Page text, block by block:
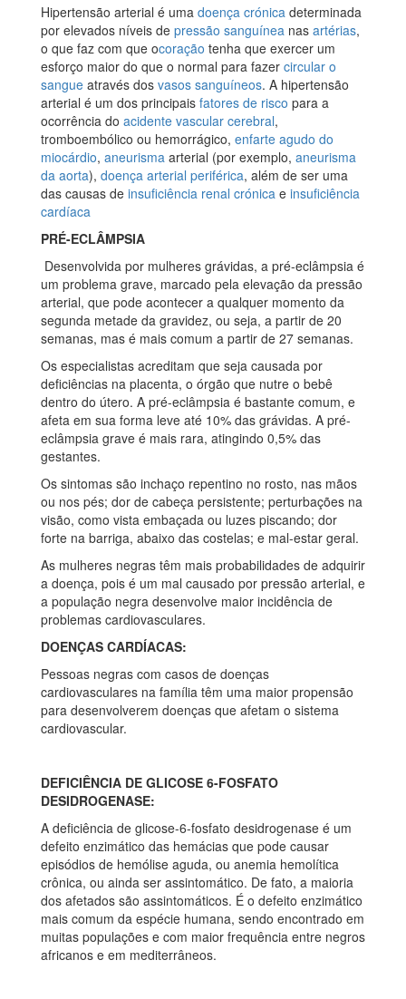
Hipertensão arterial é uma doença crónica determinada
por elevados níveis de pressão sanguínea nas artérias,
o que faz com que ocoração tenha que exercer um
esforço maior do que o normal para fazer circular o
sangue através dos vasos sanguíneos. A hipertensão
arterial é um dos principais fatores de risco para a
ocorrência do acidente vascular cerebral,
tromboembólico ou hemorrágico, enfarte agudo do
miocárdio, aneurisma arterial (por exemplo, aneurisma
da aorta), doença arterial periférica, além de ser uma
das causas de insuficiência renal crónica e insuficiência
cardíaca
PRÉ-ECLÂMPSIA
Desenvolvida por mulheres grávidas, a pré-eclâmpsia é
um problema grave, marcado pela elevação da pressão
arterial, que pode acontecer a qualquer momento da
segunda metade da gravidez, ou seja, a partir de 20
semanas, mas é mais comum a partir de 27 semanas.
Os especialistas acreditam que seja causada por
deficiências na placenta, o órgão que nutre o bebê
dentro do útero. A pré-eclâmpsia é bastante comum, e
afeta em sua forma leve até 10% das grávidas. A pré-
eclâmpsia grave é mais rara, atingindo 0,5% das
gestantes.
Os sintomas são inchaço repentino no rosto, nas mãos
ou nos pés; dor de cabeça persistente; perturbações na
visão, como vista embaçada ou luzes piscando; dor
forte na barriga, abaixo das costelas; e mal-estar geral.
As mulheres negras têm mais probabilidades de adquirir
a doença, pois é um mal causado por pressão arterial, e
a população negra desenvolve maior incidência de
problemas cardiovasculares.
DOENÇAS CARDÍACAS:
Pessoas negras com casos de doenças
cardiovasculares na família têm uma maior propensão
para desenvolverem doenças que afetam o sistema
cardiovascular.
DEFICIÊNCIA DE GLICOSE 6-FOSFATO
DESIDROGENASE:
A deficiência de glicose-6-fosfato desidrogenase é um
defeito enzimático das hemácias que pode causar
episódios de hemólise aguda, ou anemia hemolítica
crônica, ou ainda ser assintomático. De fato, a maioria
dos afetados são assintomáticos. É o defeito enzimático
mais comum da espécie humana, sendo encontrado em
muitas populações e com maior frequência entre negros
africanos e em mediterrâneos.